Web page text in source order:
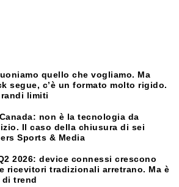
quello che vogliamo. Ma
segue, c’è un formato molto rigido.
limiti
non è la tecnologia da
Il caso della chiusura di sei
Sports & Media
2026: device connessi crescono
ricevitori tradizionali arretrano. Ma è
di trend